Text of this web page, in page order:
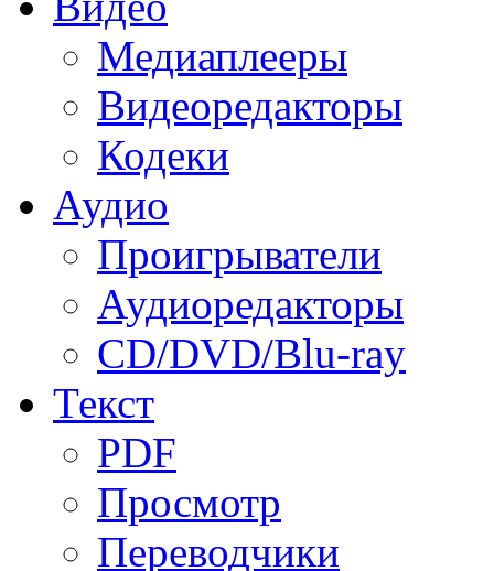
Медиаплееры
Видеоредакторы
Кодеки
Аудио
Проигрыватели
Аудиоредакторы
CD/DVD/Blu-ray
Текст
PDF
Просмотр
Переводчики